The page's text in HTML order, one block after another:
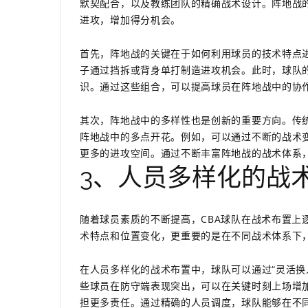
默契配合，以及教练团队的精确战术设计。阵地
进攻，增加得分机会。
首先，阵地战的关键在于如何利用球员的技术特
子通过挡拆或背身单打制造进攻机会。此时，球
识。通过这些组合，可以提高球员在阵地战中的协
其次，阵地战中的多样性也是创新的重要方向。
阵地战中的多点开花。例如，可以通过不断的战
更多的进攻空间。通过不断丰富阵地战的战术体
3、人员多样化的战
随着球员素质的不断提高，CBA球队在战术布置
术特点和位置变化，更重要的是在不同战术体系
在人员多样化的战术布置中，球队可以通过“灵活
些球员在防守端表现突出，可以在关键时刻上场
担更多责任。通过精确的人员调度，球队能够在